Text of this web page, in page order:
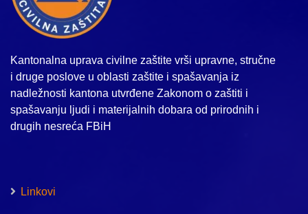
Kantonalna uprava civilne zaštite vrši upravne, stručne
i druge poslove u oblasti zaštite i spašavanja iz
nadležnosti kantona utvrđene Zakonom o zaštiti i
spašavanju ljudi i materijalnih dobara od prirodnih i
drugih nesreća FBiH
Linkovi